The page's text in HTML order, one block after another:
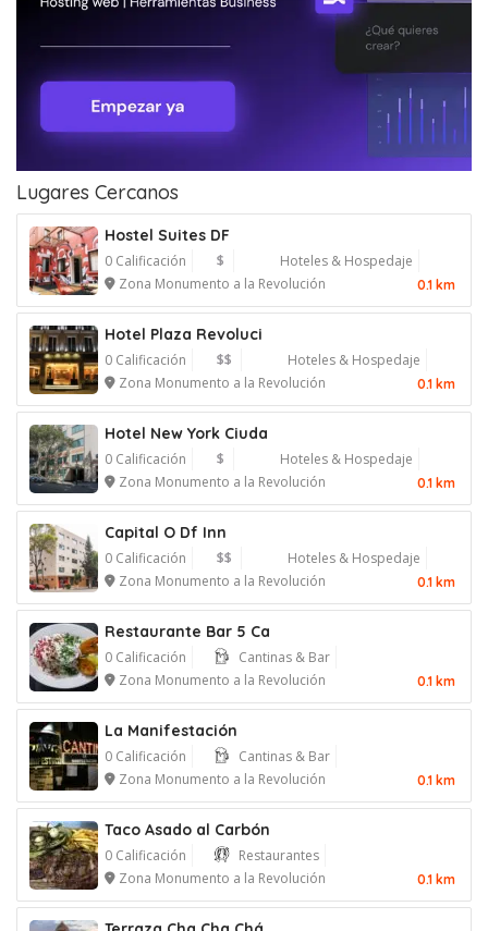
Lugares Cercanos
Hostel Suites DF
0 Calificación $
Hoteles & Hospedaje
Zona Monumento a la Revolución
0.1 km
Hotel Plaza Revoluci
0 Calificación $$
Hoteles & Hospedaje
Zona Monumento a la Revolución
0.1 km
Hotel New York Ciuda
0 Calificación $
Hoteles & Hospedaje
Zona Monumento a la Revolución
0.1 km
Capital O Df Inn
0 Calificación $$
Hoteles & Hospedaje
Zona Monumento a la Revolución
0.1 km
Restaurante Bar 5 Ca
0 Calificación
Cantinas & Bar
Zona Monumento a la Revolución
0.1 km
La Manifestación
0 Calificación
Cantinas & Bar
Zona Monumento a la Revolución
0.1 km
Taco Asado al Carbón
0 Calificación
Restaurantes
Zona Monumento a la Revolución
0.1 km